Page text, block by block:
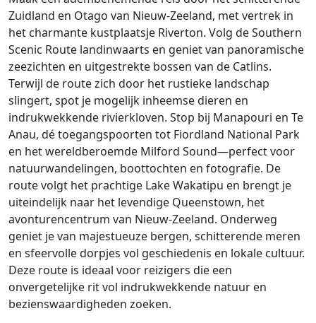
Zuidland en Otago van Nieuw-Zeeland, met vertrek in
het charmante kustplaatsje Riverton. Volg de Southern
Scenic Route landinwaarts en geniet van panoramische
zeezichten en uitgestrekte bossen van de Catlins.
Terwijl de route zich door het rustieke landschap
slingert, spot je mogelijk inheemse dieren en
indrukwekkende rivierkloven. Stop bij Manapouri en Te
Anau, dé toegangspoorten tot Fiordland National Park
en het wereldberoemde Milford Sound—perfect voor
natuurwandelingen, boottochten en fotografie. De
route volgt het prachtige Lake Wakatipu en brengt je
uiteindelijk naar het levendige Queenstown, het
avonturencentrum van Nieuw-Zeeland. Onderweg
geniet je van majestueuze bergen, schitterende meren
en sfeervolle dorpjes vol geschiedenis en lokale cultuur.
Deze route is ideaal voor reizigers die een
onvergetelijke rit vol indrukwekkende natuur en
bezienswaardigheden zoeken.